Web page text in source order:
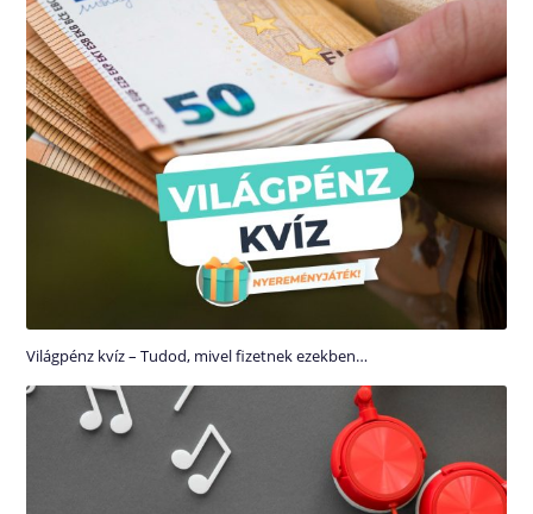
Világpénz kvíz – Tudod, mivel fizetnek ezekben…